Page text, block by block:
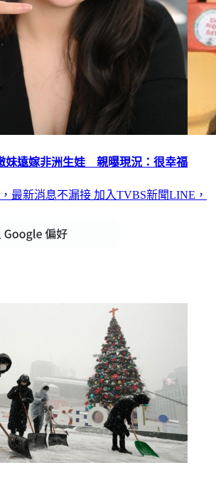
妹遠嫁非洲生娃 親曝現況：很幸福
最新消息不漏接 加入TVBS新聞LINE，